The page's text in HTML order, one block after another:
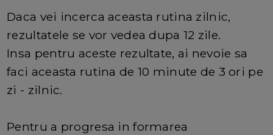
Daca vei incerca aceasta rutina zilnic,
rezultatele se vor vedea dupa 12 zile.
Insa pentru aceste rezultate, ai nevoie sa
faci aceasta rutina de 10 minute de 3 ori pe
zi - zilnic.
Pentru a progresa in formarea